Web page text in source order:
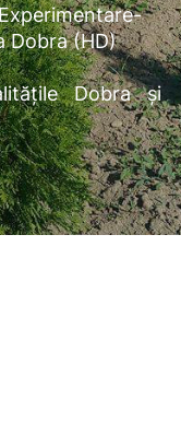
Dobra (HD)
Dobra și